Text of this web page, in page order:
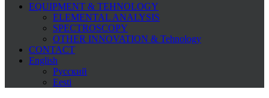
EQUIPMENT & TEHNOLOGY
ELEMENTAL ANALYSIS
SPECTROSCOPY
OTHER INNOVATION & Tehnology
CONTACT
English
Русский
Eesti